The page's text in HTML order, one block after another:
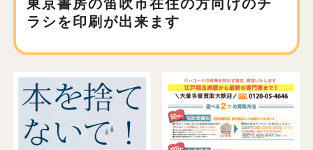
東京書房の笛吹市在住の方向けのチ
ラシを印刷が出来ます